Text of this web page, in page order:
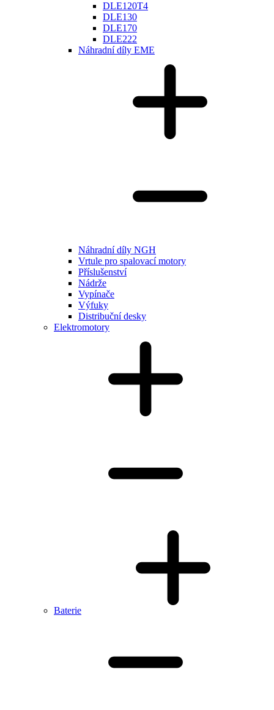
DLE120T4
DLE130
DLE170
DLE222
Náhradní díly EME
Náhradní díly NGH
Vrtule pro spalovací motory
Příslušenství
Nádrže
Vypínače
Výfuky
Distribuční desky
Elektromotory
Baterie